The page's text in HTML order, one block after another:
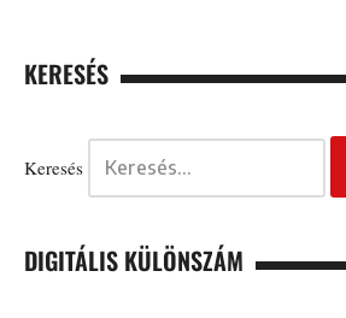
KERESÉS
Keresés
DIGITÁLIS KÜLÖNSZÁM